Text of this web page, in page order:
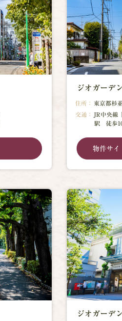
ジオガーデ
住所：
東京都杉
交通：
JR中央線
駅 徒歩
物件サイ
ジオガーデ